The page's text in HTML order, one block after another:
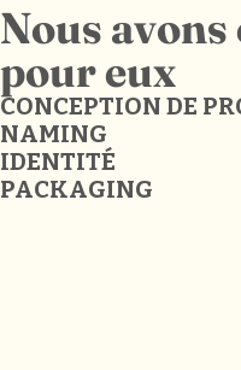
Nous
pour eux
CONCEPTION DE
NAMING
IDENTITÉ
PACKAGING